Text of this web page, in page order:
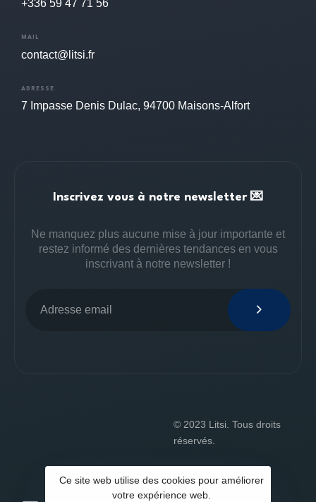
+336 59 47 71 56
MAIL
contact@litsi.fr
ADRESSE
7 Impasse Denis Dulac, 94700 Maisons-Alfort
Inscrivez vous à notre newsletter 💌
Ne manquez plus aucune mise à jour importante et
restez informé des dernières tendances en vous
inscrivant à notre newsletter !
© 2023 Litsi. Tous droits
réservés.
Ce site web utilise des cookies pour améliorer
votre expérience web.